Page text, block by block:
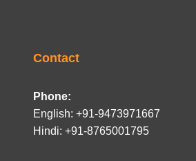
Contact
Phone:
English: +91-9473971667
Hindi: +91-8765001795